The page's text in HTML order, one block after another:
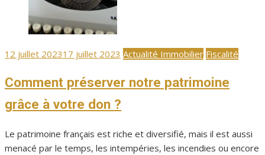
Publié
12 juillet 202317 juillet 2023 Actualité Immobilier Fiscalité
Comment préserver notre patrimoine
grâce à votre don ?
Le patrimoine français est riche et diversifié, mais il est aussi
menacé par le temps, les intempéries, les incendies ou encore